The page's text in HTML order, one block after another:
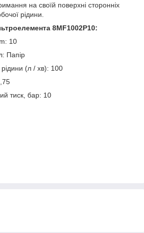
на своїй поверхні сторонніх
рідини.
8MF1002P10:
10
Папір
(л / хв): 100
тиск, бар: 10